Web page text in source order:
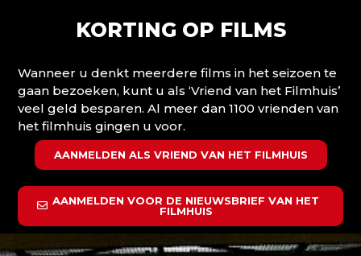
KORTING OP FILMS
Wanneer u denkt meerdere films in het seizoen te
gaan bezoeken, kunt u als ‘Vriend van het Filmhuis’
veel geld besparen. Al meer dan 1100 vrienden van
het filmhuis gingen u voor.
AANMELDEN ALS VRIEND VAN HET FILMHUIS
AANMELDEN VOOR DE NIEUWSBRIEF VAN HET
FILMHUIS